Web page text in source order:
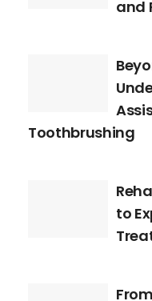
and
Toothbrushing
to